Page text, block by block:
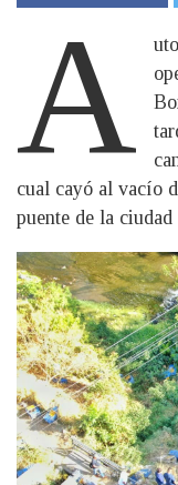
A
cual cayó al vacío
puente de la